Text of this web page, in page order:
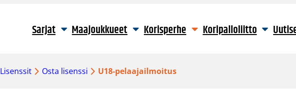
Sarjat Maajoukkueet Korisperhe Koripalloliitto
Lisenssit Osta lisenssi U18-pelaajailmoitus